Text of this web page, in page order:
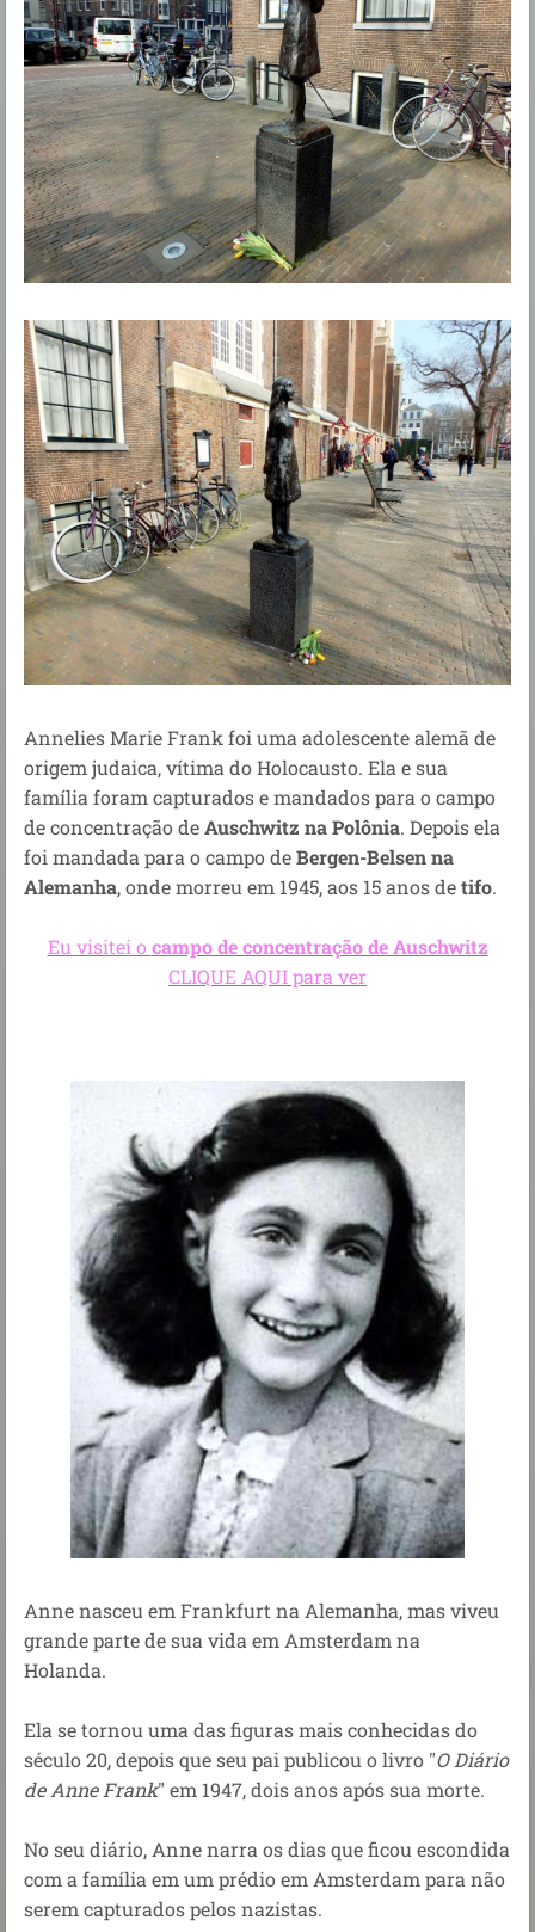
Annelies Marie Frank foi uma adolescente alemã de
origem judaica, vítima do Holocausto. Ela e sua
família foram capturados e mandados para o campo
de concentração deAuschwitz na Polônia. Depois ela
foi mandada para o campo deBergen-Belsen na
Alemanha, onde morreu em 1945, aos 15 anos detifo.
Eu visitei o campo de concentração de Auschwitz
CLIQUE AQUI para ver
Anne nasceu em Frankfurt na Alemanha, mas viveu
grande parte de sua vida em Amsterdam na
Holanda.
Ela se tornou uma das figuras mais conhecidas do
século 20, depois que seu pai publicou o livro "O Diário
de Anne Frank" em 1947, dois anos após sua morte.
No seu diário, Anne narra os dias que ficou escondida
com a família em um prédio em Amsterdam para não
serem capturados pelos nazistas.